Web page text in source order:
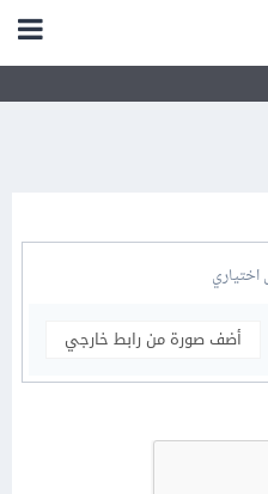
اختياري
أضف صورة من رابط خارجي